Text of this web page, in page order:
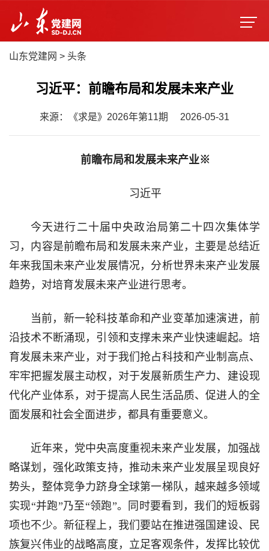
山东党建网 > 头条
习近平：前瞻布局和发展未来产业
来源：《求是》2026年第11期 2026-05-31
前瞻布局和发展未来产业※
习近平
今天进行二十届中央政治局第二十四次集体学
习，内容是前瞻布局和发展未来产业，主要是总结近
年来我国未来产业发展情况，分析世界未来产业发展
趋势，对培育发展未来产业进行思考。
当前，新一轮科技革命和产业变革加速演进，前
沿技术不断涌现，引领和支撑未来产业快速崛起。培
育发展未来产业，对于我们抢占科技和产业制高点、
牢牢把握发展主动权，对于发展新质生产力、建设现
代化产业体系，对于提高人民生活品质、促进人的全
面发展和社会全面进步，都具有重要意义。
近年来，党中央高度重视未来产业发展，加强战
略谋划，强化政策支持，推动未来产业发展呈现良好
势头，整体竞争力跻身全球第一梯队，越来越多领域
实现“并跑”乃至“领跑”。同时要看到，我们的短板弱
项也不少。新征程上，我们要站在推进强国建设、民
族复兴伟业的战略高度，立足客观条件，发挥比较优